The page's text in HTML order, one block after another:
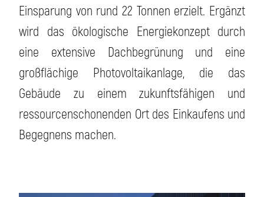
Einsparung von rund 22 Tonnen erzielt. Ergänzt
wird das ökologische Energiekonzept durch
eine extensive Dachbegrünung und eine
großflächige Photovoltaikanlage, die das
Gebäude zu einem zukunftsfähigen und
ressourcenschonenden Ort des Einkaufens und
Begegnens machen.